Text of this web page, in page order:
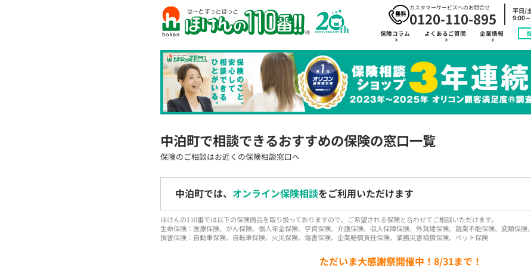
カスタマーサービスへのお問合せ
0120-110-895
平日/
9:00
保険コラム よくあるご質問 企業情報
中泊町で相談できるおすすめの保険の窓口一覧
保険のご相談はお近くの保険相談窓口へ
中泊町では、 オンライン保険相談をご利用いただけます
ほけんの110番では以下の保険商品を取り扱っておりますので、ご希望される保険と合わせてご相談いただけます。
生命保険：医療保険、がん保険、個人年金保険、学資保険、介護保険、収入保障保険、外貨建保険、就業不能保険、変額保
損害保険：自動車保険、自転車保険、火災保険、傷害保険、企業賠償責任保険、業務災害補償保険、ペット保険
ただいま大感謝祭開催中！8/31まで！